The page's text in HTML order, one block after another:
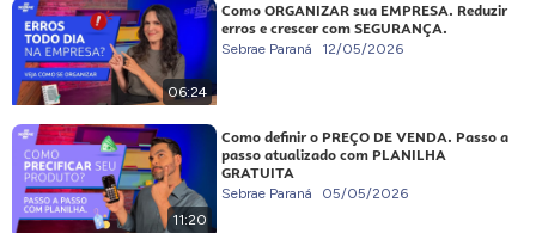
06:24
Como ORGANIZAR sua EMPRESA. Reduzir
erros e crescer com SEGURANÇA.
Sebrae Paraná 12/05/2026
11:20
Como definir o PREÇO DE VENDA. Passo a
passo atualizado com PLANILHA
GRATUITA
Sebrae Paraná 05/05/2026